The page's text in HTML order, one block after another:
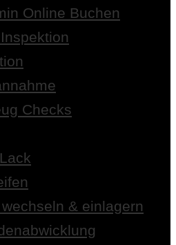
Online Buchen
Checks
& einlagern